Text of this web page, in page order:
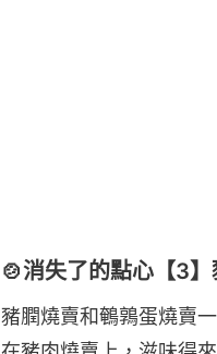
🍲消失了的點心【3
豬膶燒賣和鵪鶉蛋燒賣